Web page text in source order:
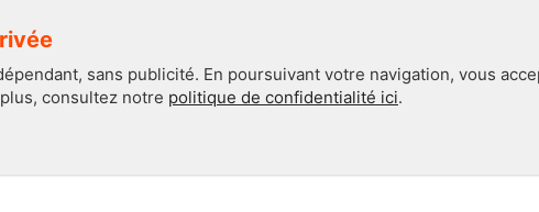
sans publicité. En poursuivant votre navigation, vous
consultez notre politique de confidentialité ici.